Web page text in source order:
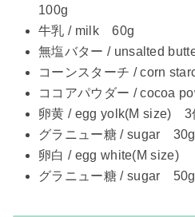
100g
牛乳 / milk 60g
無塩バター / unsalted
コーンスターチ / corn
ココアパウダー / cocoa
卵黄 / egg yolk(M size) 3
グラニュー糖 / sugar 30g
卵白 / egg white(M size)
グラニュー糖 / sugar 50g